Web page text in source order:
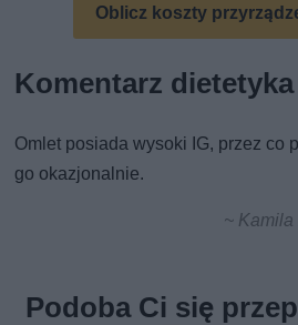
Oblicz koszty
Komentarz dietetyka
Omlet posiada wysoki IG, przez co
go okazjonalnie.
~
Podoba Ci się